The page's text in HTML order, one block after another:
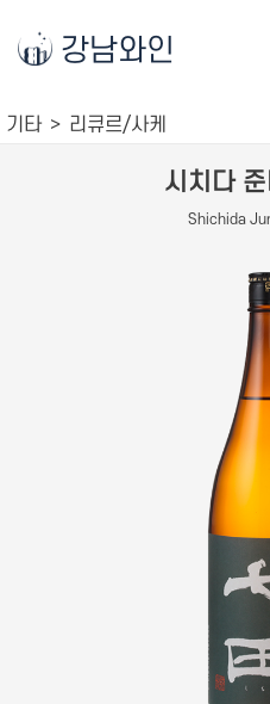
강남와인
기타 리큐르/사케
시치다
Shichida